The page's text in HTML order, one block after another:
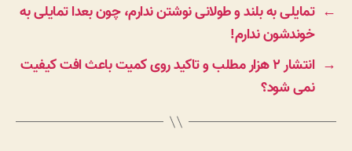
← تمایلی به بلند و طولانی نوشتن ندارم، چون بعدا تمایلی به
خوندشون ندارم!
→
انتشار ۲ هزار مطلب و تاکید روی کمیت باعث افت کیفیت
نمی شود؟